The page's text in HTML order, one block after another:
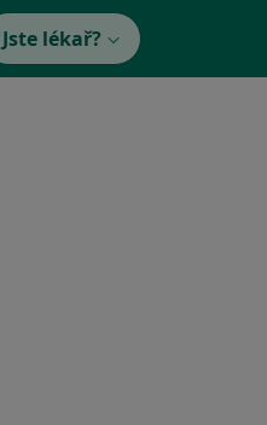
Jste lékař?